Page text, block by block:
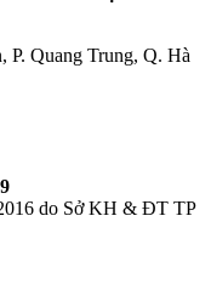
Quang Trung, Q. Hà
do Sở KH & ĐT TP